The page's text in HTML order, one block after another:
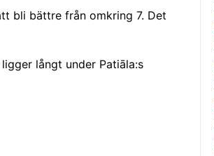
bli bättre från omkring 7. Det
långt under Patiāla:s